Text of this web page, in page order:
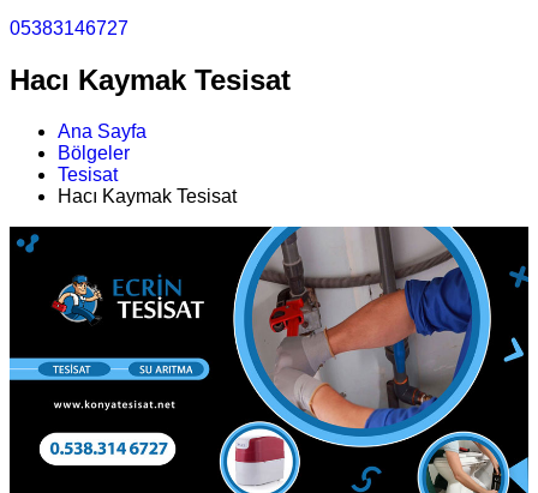
05383146727
Hacı Kaymak Tesisat
Ana Sayfa
Bölgeler
Tesisat
Hacı Kaymak Tesisat